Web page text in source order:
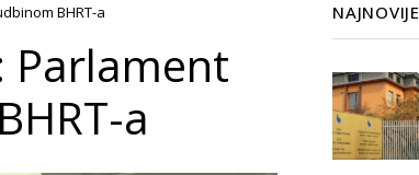
BHRT-a
Parlament
a
NAJNOVIJE